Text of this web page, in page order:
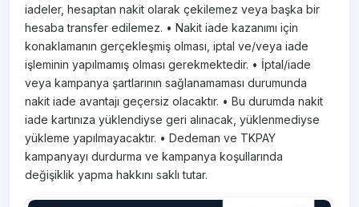
iadeler, hesaptan nakit olarak çekilemez veya başka bir
hesaba transfer edilemez. • Nakit iade kazanımı için
konaklamanın gerçekleşmiş olması, iptal ve/veya iade
işleminin yapılmamış olması gerekmektedir. • İptal/iade
veya kampanya şartlarının sağlanamaması durumunda
nakit iade avantajı geçersiz olacaktır. • Bu durumda nakit
iade kartınıza yüklendiyse geri alınacak, yüklenmediyse
yükleme yapılmayacaktır. • Dedeman ve TKPAY
kampanyayı durdurma ve kampanya koşullarında
değişiklik yapma hakkını saklı tutar.